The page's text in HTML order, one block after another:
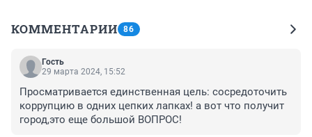
КОММЕНТАРИИ 86
Гость
29 марта 2024, 15:52
Просматривается единственная цель: сосредоточить
коррупцию в одних цепких лапках! а вот что получит
город,это еще большой ВОПРОС!